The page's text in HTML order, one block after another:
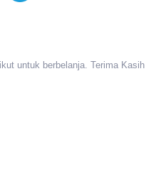
untuk berbelanja. Terima Kasih